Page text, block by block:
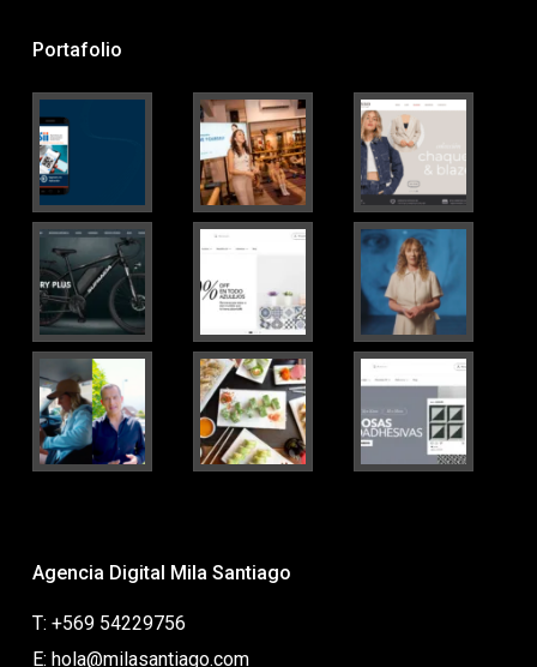
Portafolio
Agencia Digital Mila Santiago
T: +569 54229756
E: hola@milasantiago.com